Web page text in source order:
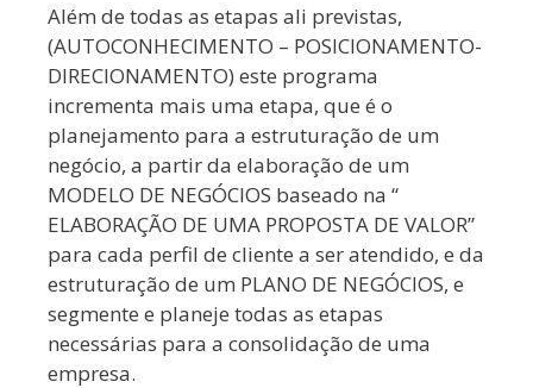
Além de todas as etapas ali previstas,
(AUTOCONHECIMENTO – POSICIONAMENTO-
DIRECIONAMENTO) este programa
incrementa mais uma etapa, que é o
planejamento para a estruturação de um
negócio, a partir da elaboração de um
MODELO DE NEGÓCIOS baseado na “
ELABORAÇÃO DE UMA PROPOSTA DE VALOR”
para cada perfil de cliente a ser atendido, e da
estruturação de um PLANO DE NEGÓCIOS, e
segmente e planeje todas as etapas
necessárias para a consolidação de uma
empresa.